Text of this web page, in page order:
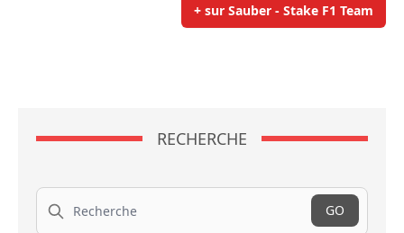
+ sur Sauber - Stake F1 Team
RECHERCHE
Recherche
GO